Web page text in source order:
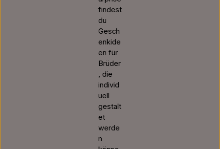
findest
du
Gesch
enkide
en für
Brüder
, die
individ
uell
gestalt
et
werde
n